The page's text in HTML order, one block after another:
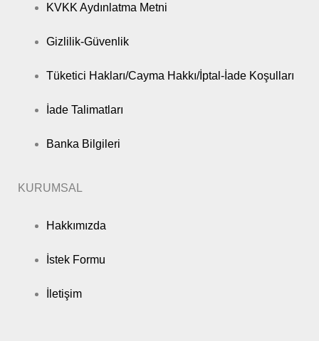
KVKK Aydınlatma Metni
Gizlilik-Güvenlik
Tüketici Hakları/Cayma Hakkı/İptal-İade Koşulları
İade Talimatları
Banka Bilgileri
KURUMSAL
Hakkımızda
İstek Formu
İletişim